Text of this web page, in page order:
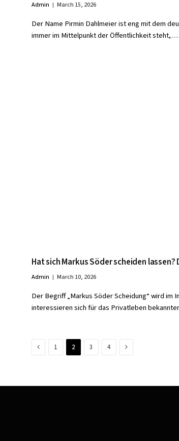
Admin March 15, 2026
Der Name Pirmin Dahlmeier ist eng mit dem
immer im Mittelpunkt der Öffentlichkeit steht,…
Hat sich Markus Söder scheiden lassen?
Admin March 10, 2026
Der Begriff „Markus Söder Scheidung“ wird im
interessieren sich für das Privatleben
Previous
1 2 3 4 Next